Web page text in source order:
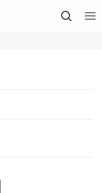
土居地区の商店街